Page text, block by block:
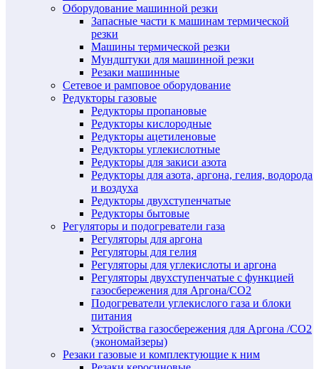
Оборудование машинной резки
Запасные части к машинам термической
резки
Машины термической резки
Мундштуки для машинной резки
Резаки машинные
Сетевое и рамповое оборудование
Редукторы газовые
Редукторы пропановые
Редукторы кислородные
Редукторы ацетиленовые
Редукторы углекислотные
Редукторы для закиси азота
Редукторы для азота, аргона, гелия, водорода
и воздуха
Редукторы двухступенчатые
Редукторы бытовые
Регуляторы и подогреватели газа
Регуляторы для аргона
Регуляторы для гелия
Регуляторы для углекислоты и аргона
Регуляторы двухступенчатые c функцией
газосбережения для Аргона/СО2
Подогреватели углекислого газа и блоки
питания
Устройства газосбережения для Аргона /СО2
(экономайзеры)
Резаки газовые и комплектующие к ним